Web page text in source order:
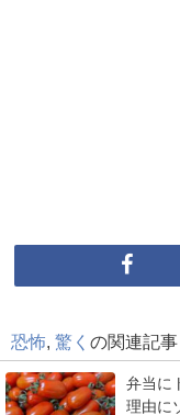
恐怖 驚く の関連記事
弁当に
理由に